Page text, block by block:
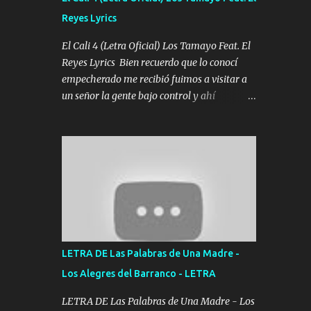
agarrar el vuelo y la mente y tranquilizando
Tomense un buen trago Y así es como
empezamos los versos que voy cantando
(Music) A vido alta y bajas La carreta se
atora Pero nunca le aflojamos Ya me han
pasado cosas Y aunque ustedes no sepan
es...
Reyes Lyrics
El Cali 4 (Letra Oficial) Los Tamayo Feat. El
Reyes Lyrics Bien recuerdo que lo conocí
empecherado me recibió fuimos a visitar a
un señor la gente bajo control y ahí
reglas no secuestr0 no r0bar De La C giró la
orden nos comanda el doble P bien firmes
con Alto PRIETO y la camisa es color Verde y
peleam0s la Bandera por todita a la ciudad
con los drones patrullando la Frontera De
blancas ya hace falta mi APA FLACO verde
se le extraña pa que sepan Aquí Pura GENTE
LETRA DE Las Palabras de Una Madre -
Los Alegres del Barranco - LETRA
LETRA DE Las Palabras de Una Madre - Los